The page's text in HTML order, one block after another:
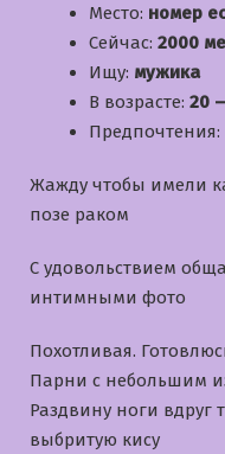
Место: номер
Сейчас: 2000
Ищу: мужика
В возрасте: 20
Предпочтения:
Жажду чтобы имели
позе раком
С удовольствием
интимными фото
Похотливая.
Парни с небольшим
Раздвину ноги вдруг
выбритую кису